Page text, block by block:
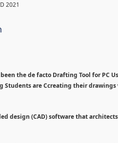
2021
the de facto Drafting Tool for PC
Students are Ccreating their
design (CAD) software that